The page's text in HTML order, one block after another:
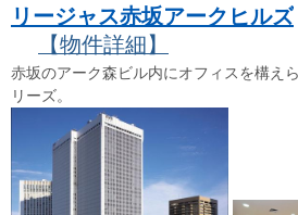
リージャス赤坂アークヒルズ
【物件詳細】
赤坂のアーク森ビル内にオフィスを構え
リーズ。